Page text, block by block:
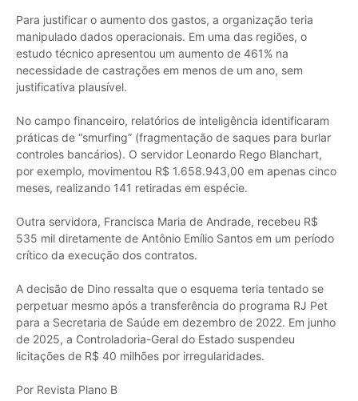
Para justificar o aumento dos gastos, a organização teria
manipulado dados operacionais. Em uma das regiões, o
estudo técnico apresentou um aumento de 461% na
necessidade de castrações em menos de um ano, sem
justificativa plausível.
No campo financeiro, relatórios de inteligência identificaram
práticas de “smurfing” (fragmentação de saques para burlar
controles bancários). O servidor Leonardo Rego Blanchart,
por exemplo, movimentou R$ 1.658.943,00 em apenas cinco
meses, realizando 141 retiradas em espécie.
Outra servidora, Francisca Maria de Andrade, recebeu R$
535 mil diretamente de Antônio Emílio Santos em um período
crítico da execução dos contratos.
A decisão de Dino ressalta que o esquema teria tentado se
perpetuar mesmo após a transferência do programa RJ Pet
para a Secretaria de Saúde em dezembro de 2022. Em junho
de 2025, a Controladoria-Geral do Estado suspendeu
licitações de R$ 40 milhões por irregularidades.
Por Revista Plano B